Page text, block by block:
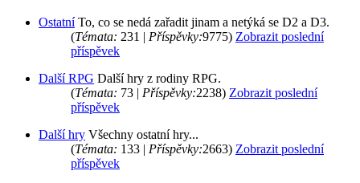
Ostatní To, co se nedá zařadit jinam a netýká se D2 a D3.
(Témata: 231 | Příspěvky:9775) Zobrazit poslední
příspěvek
Další RPG Další hry z rodiny RPG.
(Témata: 73 | Příspěvky:2238) Zobrazit poslední
příspěvek
Další hry Všechny ostatní hry...
(Témata: 133 | Příspěvky:2663) Zobrazit poslední
příspěvek